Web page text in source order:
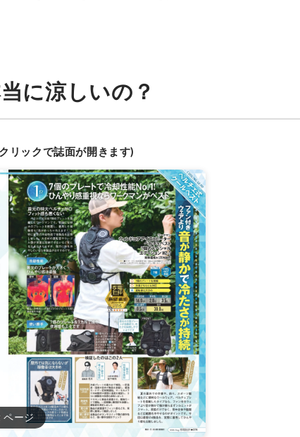
に涼しいの？
リックで誌面が開きます)
ページ